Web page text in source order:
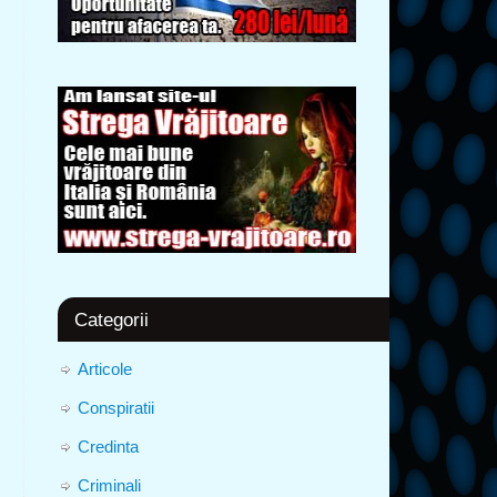
Categorii
Articole
Conspiratii
Credinta
Criminali